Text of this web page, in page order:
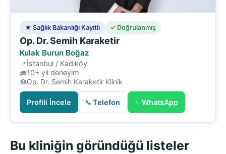
★ Sağlık Bakanlığı Kayıtlı ✓ Doğrulanmış
Op. Dr. Semih Karaketir
Kulak Burun Boğaz
İstanbul / Kadıköy
10+ yıl deneyim
Op. Dr. Semih Karaketir Klinik
Profili İncele Telefon WhatsApp
Bu kliniğin göründüğü listeler